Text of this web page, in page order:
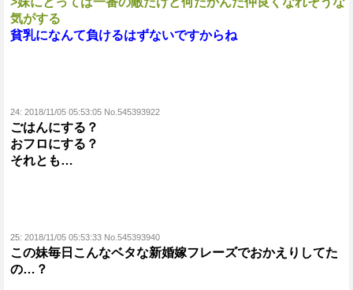
気がする
貧乳になんて負けるはずないですからね
24: 2018/11/05 05:53:05 No.545393922
ごはんにする？
おフロにする？
それとも…
25: 2018/11/05 05:53:33 No.545393940
この妹毎日こんなベタな新婚嫁フレーズでおかえりしてた
の…？